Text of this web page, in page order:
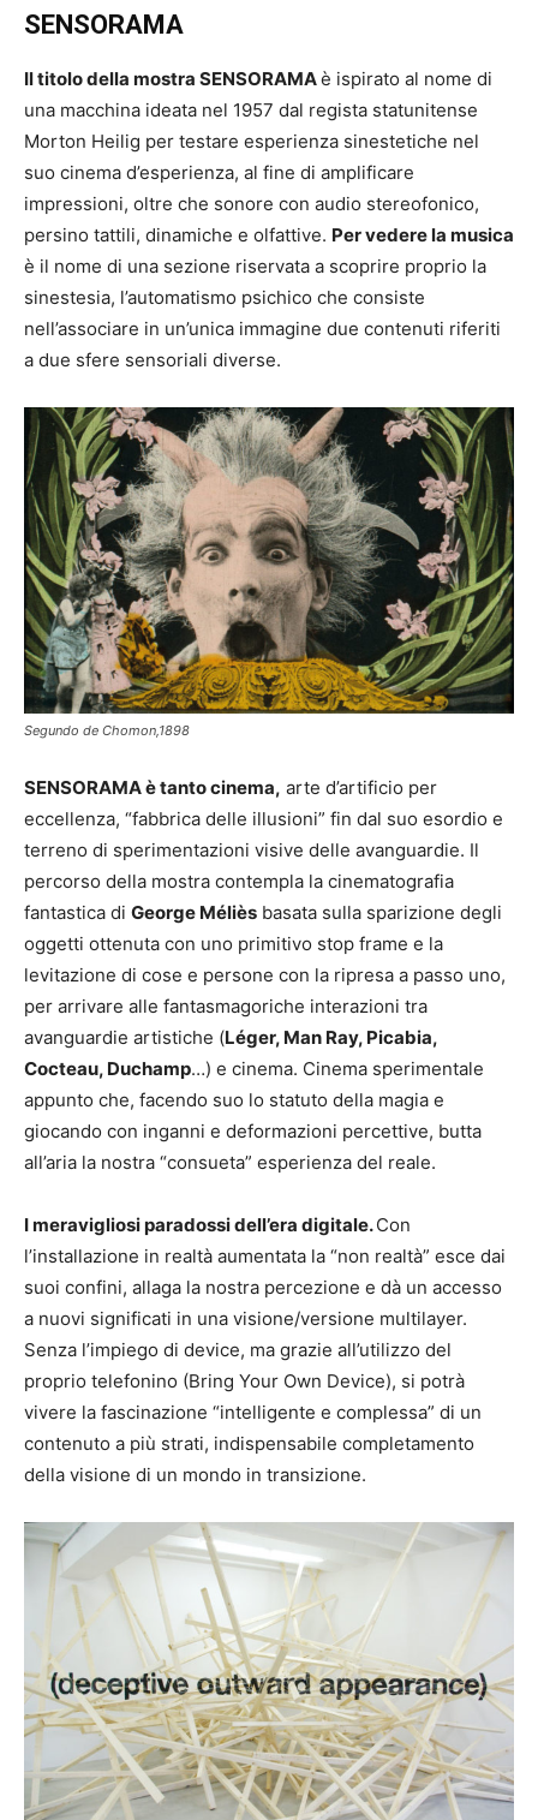
SENSORAMA
Il titolo della mostra SENSORAMAè ispirato al nome di
una macchina ideata nel 1957 dal regista statunitense
Morton Heilig per testare esperienza sinestetiche nel
suo cinema d’esperienza, al fine di amplificare
impressioni, oltre che sonore con audio stereofonico,
persino tattili, dinamiche e olfattive. Per vedere la musica
è il nome di una sezione riservata a scoprire proprio la
sinestesia, l’automatismo psichico che consiste
nell’associare in un’unica immagine due contenuti riferiti
a due sfere sensoriali diverse.
Segundo de Chomon,1898
SENSORAMA è tanto cinema, arte d’artificio per
eccellenza, “fabbrica delle illusioni” fin dal suo esordio e
terreno di sperimentazioni visive delle avanguardie. Il
percorso della mostra contempla la cinematografia
fantastica di George Méliès basata sulla sparizione degli
oggetti ottenuta con uno primitivo stop frame e la
levitazione di cose e persone con la ripresa a passo uno,
per arrivare alle fantasmagoriche interazioni tra
avanguardie artistiche (Léger, Man Ray, Picabia,
Cocteau, Duchamp…) e cinema. Cinema sperimentale
appunto che, facendo suo lo statuto della magia e
giocando con inganni e deformazioni percettive, butta
all’aria la nostra “consueta” esperienza del reale.
I meravigliosi paradossi dell’era digitale.Con
l’installazione in realtà aumentata la “non realtà” esce dai
suoi confini, allaga la nostra percezione e dà un accesso
a nuovi significati in una visione/versione multilayer.
Senza l’impiego di device, ma grazie all’utilizzo del
proprio telefonino (Bring Your Own Device), si potrà
vivere la fascinazione “intelligente e complessa” di un
contenuto a più strati, indispensabile completamento
della visione di un mondo in transizione.